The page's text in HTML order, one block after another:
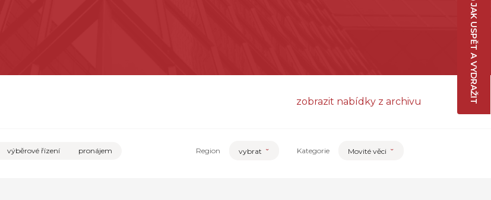
zobrazit nabídky z archivu
výběrové řízení pronájem Region vybrat Kategorie Movité věci
JAK USPĚT A VYDRAŽIT